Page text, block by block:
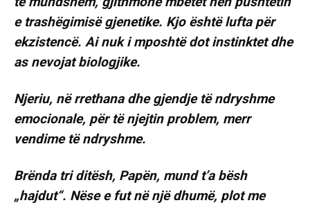
e trashëgimisë gjenetike. Kjo është lufta për
ekzistencë. Ai nuk i mposhtë dot instinktet dhe
as nevojat biologjike.
Njeriu, në rrethana dhe gjendje të ndryshme
emocionale, për të njejtin problem, merr
vendime të ndryshme.
Brënda tri ditësh, Papën, mund t’a bësh
„hajdut“. Nëse e fut në një dhumë, plot me